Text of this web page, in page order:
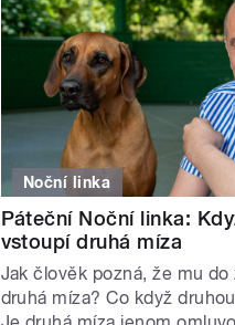
Noční linka
Páteční Noční linka:
vstoupí druhá míza
Jak člověk pozná, že mu
druhá míza? Co když